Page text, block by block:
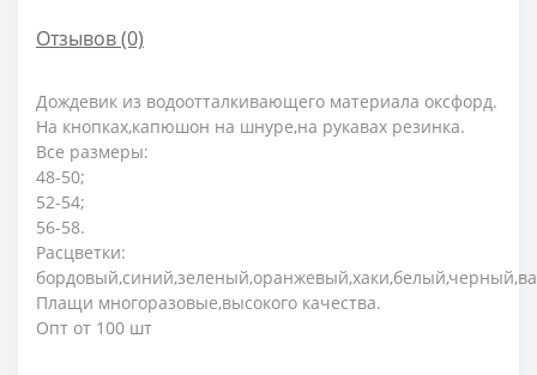
Отзывов (0)
Дождевик из водоотталкивающего материала оксфорд.
На кнопках,капюшон на шнуре,на рукавах резинка.
Все размеры:
48-50;
52-54;
56-58.
Расцветки:
Плащи многоразовые,высокого качества.
Опт от 100 шт